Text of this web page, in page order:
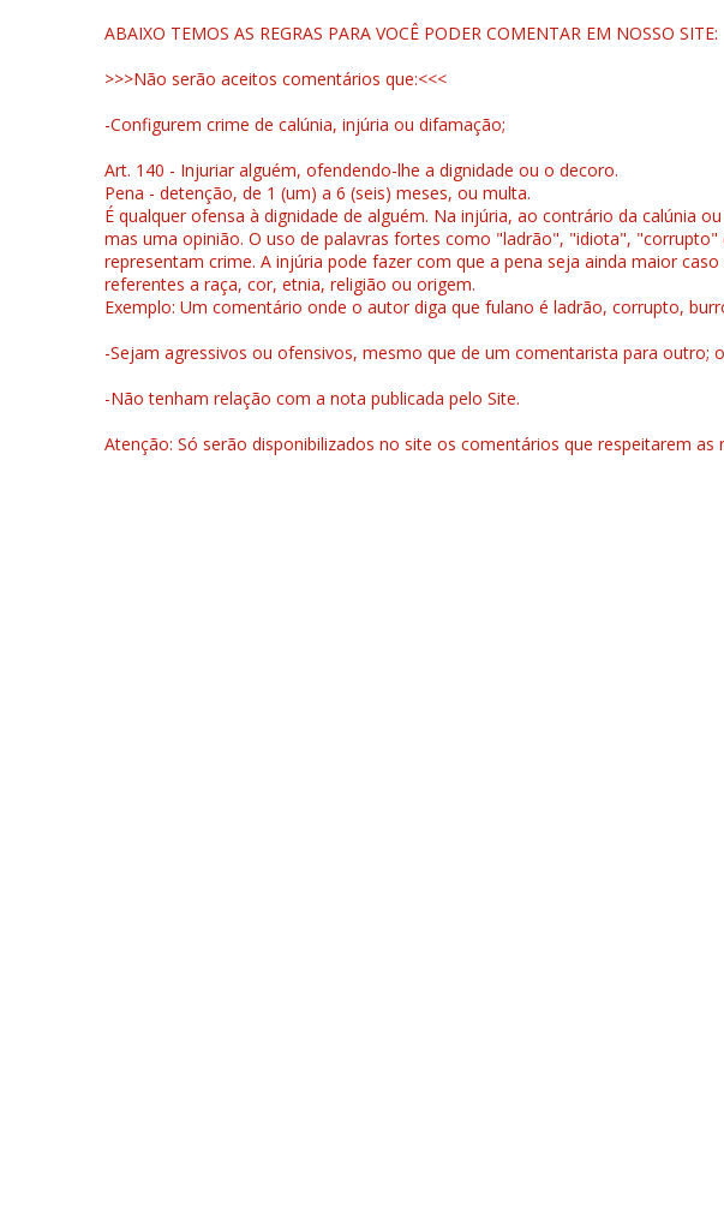
ABAIXO TEMOS AS REGRAS PARA VOCÊ PODER COMENTAR EM NOSSO SITE:
>>>Não serão aceitos comentários que:<<<
-Configurem crime de calúnia, injúria ou difamação;
Art. 140 - Injuriar alguém, ofendendo-lhe a dignidade ou o decoro.
Pena - detenção, de 1 (um) a 6 (seis) meses, ou multa.
É qualquer ofensa à dignidade de alguém. Na injúria, ao contrário da calúnia
mas uma opinião. O uso de palavras fortes como "ladrão", "idiota", "corrupto"
representam crime. A injúria pode fazer com que a pena seja ainda maior
referentes a raça, cor, etnia, religião ou origem.
Exemplo: Um comentário onde o autor diga que fulano é ladrão, corrupto,
-Sejam agressivos ou ofensivos, mesmo que de um comentarista para outro;
-Não tenham relação com a nota publicada pelo Site.
Atenção: Só serão disponibilizados no site os comentários que respeitarem as